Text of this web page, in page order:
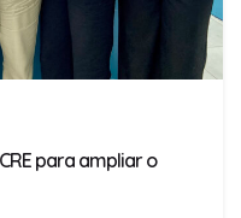
para ampliar o